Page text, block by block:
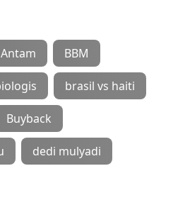
Antam BBM
brasil vs haiti
Buyback
dedi mulyadi